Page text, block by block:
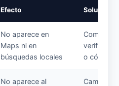
Efecto Solución
No aparece en
Maps ni en
búsquedas locales
Completar
o código
No aparece al
Cambiar